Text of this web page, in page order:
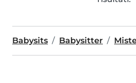
Babysits Babysitter